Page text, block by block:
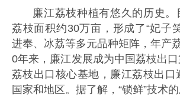
廉江荔枝种植有悠久的历史。
荔枝面积约30万亩，形成了“妃子
进奉、冰荔等多元品种矩阵，年产
0年来，廉江发展成为中国荔枝出
荔枝出口核心基地，廉江荔枝出口
国家和地区。据了解，“锁鲜”技术